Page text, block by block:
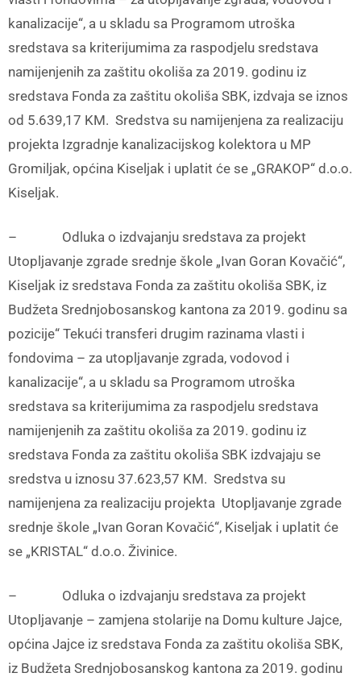
kanalizacije“, a u skladu sa Programom utroška
sredstava sa kriterijumima za raspodjelu sredstava
namijenjenih za zaštitu okoliša za 2019. godinu iz
sredstava Fonda za zaštitu okoliša SBK, izdvaja se iznos
od 5.639,17 KM. Sredstva su namijenjena za realizaciju
projekta Izgradnje kanalizacijskog kolektora u MP
Gromiljak, općina Kiseljak i uplatit će se „GRAKOP“ d.o.o.
Kiseljak.
– Odluka o izdvajanju sredstava za projekt
Utopljavanje zgrade srednje škole „Ivan Goran Kovačić“,
Kiseljak iz sredstava Fonda za zaštitu okoliša SBK, iz
Budžeta Srednjobosanskog kantona za 2019. godinu sa
pozicije“ Tekući transferi drugim razinama vlasti i
fondovima – za utopljavanje zgrada, vodovod i
kanalizacije“, a u skladu sa Programom utroška
sredstava sa kriterijumima za raspodjelu sredstava
namijenjenih za zaštitu okoliša za 2019. godinu iz
sredstava Fonda za zaštitu okoliša SBK izdvajaju se
sredstva u iznosu 37.623,57 KM. Sredstva su
namijenjena za realizaciju projekta Utopljavanje zgrade
srednje škole „Ivan Goran Kovačić“, Kiseljak i uplatit će
se „KRISTAL“ d.o.o. Živinice.
– Odluka o izdvajanju sredstava za projekt
Utopljavanje – zamjena stolarije na Domu kulture Jajce,
općina Jajce iz sredstava Fonda za zaštitu okoliša SBK,
iz Budžeta Srednjobosanskog kantona za 2019. godinu